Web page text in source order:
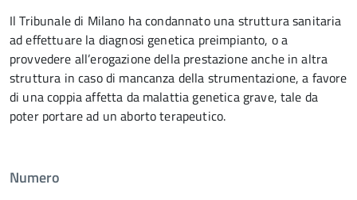
Il Tribunale di Milano ha condannato una struttura sanitaria
ad effettuare la diagnosi genetica preimpianto, o a
provvedere all’erogazione della prestazione anche in altra
struttura in caso di mancanza della strumentazione, a favore
di una coppia affetta da malattia genetica grave, tale da
poter portare ad un aborto terapeutico.
Numero